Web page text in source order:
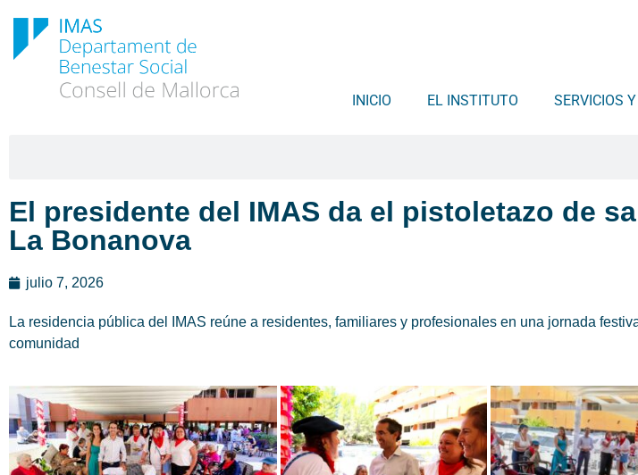
INICIO EL INSTITUTO SERVICIOS
El presidente del IMAS da el pistoletazo de
La Bonanova
julio 7, 2026
La residencia pública del IMAS reúne a residentes, familiares y profesionales en una jornada
comunidad